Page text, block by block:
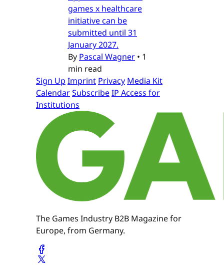
games x healthcare
initiative can be
submitted until 31
January 2027.
By Pascal Wagner • 1
min read
Sign Up Imprint Privacy Media Kit
CalendarSubscribeIP Access for
Institutions
The Games Industry B2B Magazine for
Europe, from Germany.